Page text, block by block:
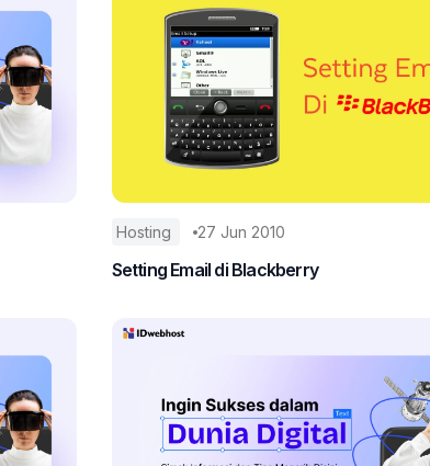
Hosting 27 Jun 2010
Setting Email di Blackberry